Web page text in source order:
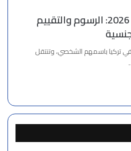
شراء عقار في تركيا 2026: الرسوم والتقييم
تركيا باسمهم الشخصي، وتنتقل